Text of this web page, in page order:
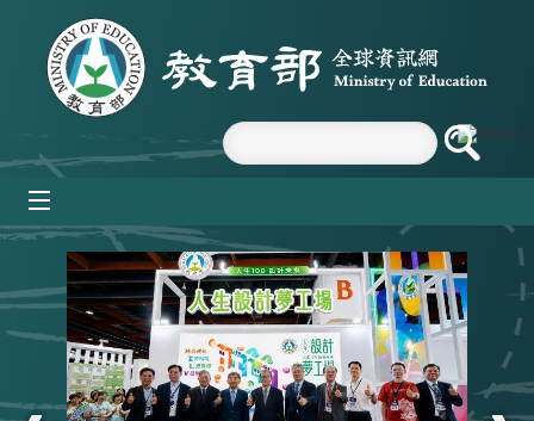
跳到主要內容區塊
:::